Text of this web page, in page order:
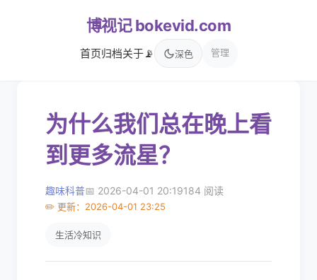
博视记 bokevid.com
首页归档关于📡 深色 管理
为什么我们总在晚上看
到更多流星？
趣味科普📅 2026-04-01 20:19184 阅读
✏️ 更新：2026-04-01 23:25
生活冷知识